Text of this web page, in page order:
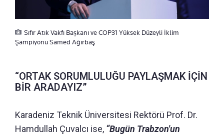
Sıfır Atık Vakfı Başkanı ve COP31 Yüksek Düzeyli İklim
Şampiyonu Samed Ağırbaş
“ORTAK SORUMLULUĞU PAYLAŞMAK İÇİN
BİR ARADAYIZ”
Karadeniz Teknik Üniversitesi Rektörü Prof. Dr.
Hamdullah Çuvalcı ise, “Bugün Trabzon'un